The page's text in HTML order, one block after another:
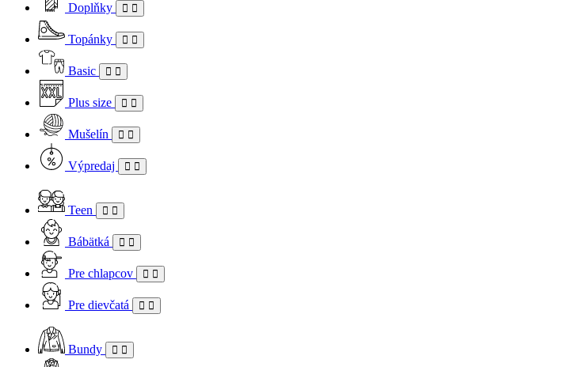
Doplňky
Topánky
Basic
Plus size
Mušelín
Výpredaj
Teen
Bábätká
Pre chlapcov
Pre dievčatá
Bundy